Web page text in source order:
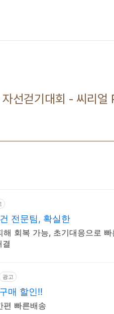
선걷기대회 - 씨리
전문팀, 확실한
회복 가능, 초기대응으로
광고
매 할인!!
편 빠른배송